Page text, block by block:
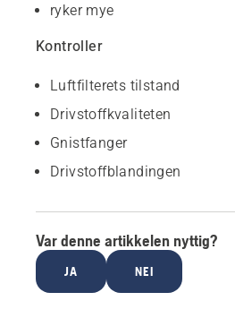
ryker mye
Kontroller
Luftfilterets tilstand
Drivstoffkvaliteten
Gnistfanger
Drivstoffblandingen
Var denne artikkelen nyttig?
JA NEI